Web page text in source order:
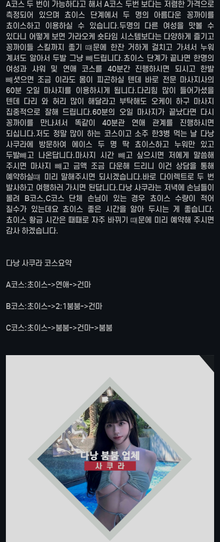
A코스 두 번이 가능하다고 해서 A코스 두번 보다는 저렴한 가격으로
측정되어 있으며 쵸이스 단계에서 두 명의 아름다운 꽁까이를
쵸이스하고 이용하실 수 있습니다.두명의 다른 여성을 맛볼 수
있다니 어떻게 보면 가라오케 숏타임 시스템보다는 다양하게 즐기고
꽁까이들 스킬까지 좋기 떄문에 한잔 거하게 걸치고 가셔서 누워
계셔도 알아서 두발 그냥 뺴드립니다.쵸이스 단계가 끝나면 한명의
여성과 샤워 및 연애 코스를 40분간 진행하시면 되시고 한발
뺴셧으면 조금 이라도 몸이 피곤하실 텐데 바로 전문 마사지사의
60분 오일 마사지를 이용하시게 됩니다.다리힘 많이 들어가셨을
텐데 다리 와 허리 많이 해달라고 부탁해도 오케이 하구 마사지
집중적으로 잘해 드립니다.60분의 오일 마사지가 끝났다면 다시
꽁까이를 만나셔서 똑같이 40분관 연애 관계를 진행하시면
되십니다.저도 정말 많이 하는 코스이고 소주 한3병 먹는 날 다낭
사쿠라에 방문하여 에이스 두 명 딱 쵸이스하고 누워만 있고
두발뺴고 나온답니다.마사지 시간 뺴고 싶으시면 저에게 말씀해
주시면 마사지 뺴고 금액 조금 다운해 드리니 이건 상담을 통해
예약하실떄 미리 말해주시면 되시겠습니다.바로 다이렉트로 두 번
발사하고 여행하러 가시면 된답니다.다낭 사쿠라는 저녁에 손님들이
몰려 B코스,C코스 단체 손님이 있는 경우 쵸이스 수량이 적어
질수가 있는데요 쵸이스 좋은 시간을 알아 두시는 게 좋습니다.
쵸이스 황금 시간은 때때로 자주 바뀌기 떄문에 미리 예약해 주시면
감사 하겠습니다.
다낭 사쿠라 코스요약
A코스:초이스->연애->건마
B코스:초이스->2:1붐붐->건마
C코스:초이스->붐붐->건마->붐붐